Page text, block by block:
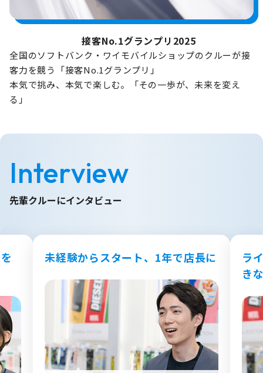
接客No.1グランプリ2025
全国のソフトバンク・ワイモバイルショップのクルーが接
客力を競う「接客No.1グランプリ」
本気で挑み、本気で楽しむ。「その一歩が、未来を変え
る」
Interview
先輩クルーにインタビュー
未経験からスタート、1年で店長に
ラ
き